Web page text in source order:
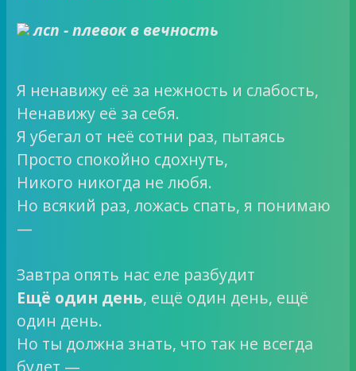
лсп - плевок в вечность
Я ненавижу её за нежность и слабость,
Ненавижу её за себя.
Я убегал от неё сотни раз, пытаясь
Просто спокойно сдохнуть,
Никого никогда не любя.
Но всякий раз, ложась спать, я понимаю
—
Завтра опять нас еле разбудит
Ещё один день, ещё один день, ещё
один день.
Но ты должна знать, что так не всегда
будет —